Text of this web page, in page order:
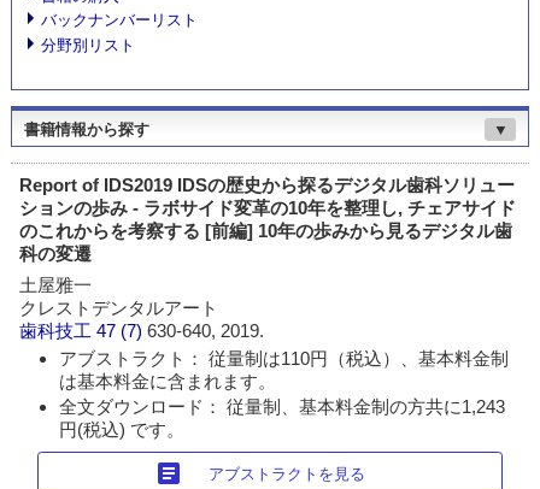
バックナンバーリスト
分野別リスト
書籍情報から探す ▼
Report of IDS2019 IDSの歴史から探るデジタル歯科ソリュー
ションの歩み - ラボサイド変革の10年を整理し, チェアサイド
のこれからを考察する [前編] 10年の歩みから見るデジタル歯
科の変遷
土屋雅一
クレストデンタルアート
歯科技工 47 (7)630-640, 2019.
アブストラクト： 従量制は110円（税込）、基本料金制
は基本料金に含まれます。
全文ダウンロード： 従量制、基本料金制の方共に1,243
円(税込) です。
article アブストラクトを見る